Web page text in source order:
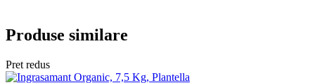
Produse similare
Pret redus